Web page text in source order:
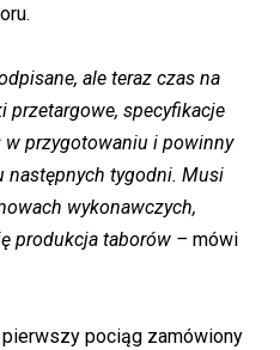
ale teraz czas na
przetargowe, specyfikacje
przygotowaniu i powinny
następnych tygodni. Musi
wykonawczych,
produkcja taborów – mówi
pociąg zamówiony